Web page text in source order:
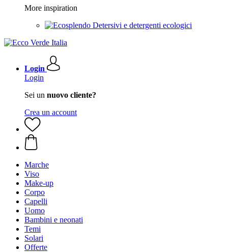
More inspiration
Detersivi e detergenti ecologici
Login
Login
Sei un nuovo cliente?
Crea un account
Marche
Viso
Make-up
Corpo
Capelli
Uomo
Bambini e neonati
Temi
Solari
Offerte